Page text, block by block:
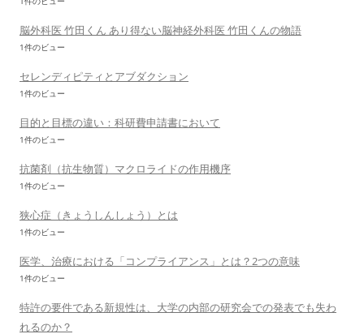
脳外科医 竹田くん あり得ない脳神経外科医 竹田くんの物語
1件のビュー
セレンディピティとアブダクション
1件のビュー
目的と目標の違い：科研費申請書において
1件のビュー
抗菌剤（抗生物質）マクロライドの作用機序
1件のビュー
狭心症（きょうしんしょう）とは
1件のビュー
医学、治療における「コンプライアンス」とは？2つの意味
1件のビュー
特許の要件である新規性は、大学の内部の研究会での発表でも失わ
れるのか？